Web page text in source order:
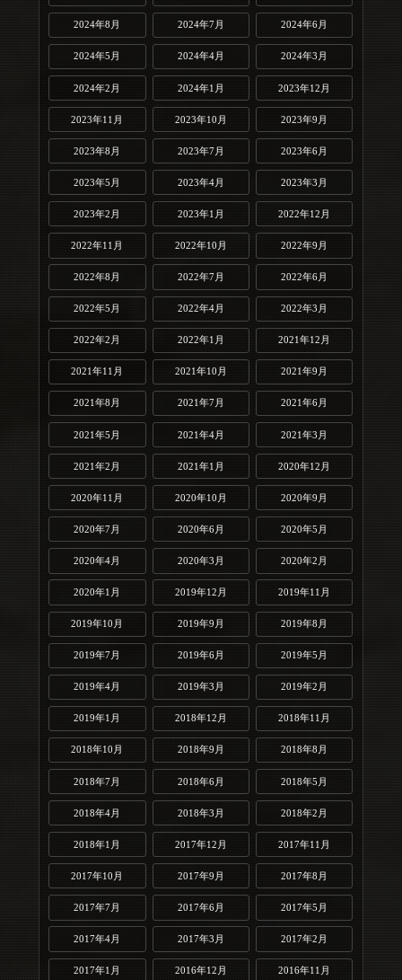
2024年8月 2024年7月 2024年6月
2024年5月 2024年4月 2024年3月
2024年2月 2024年1月 2023年12月
2023年11月 2023年10月 2023年9月
2023年8月 2023年7月 2023年6月
2023年5月 2023年4月 2023年3月
2023年2月 2023年1月 2022年12月
2022年11月 2022年10月 2022年9月
2022年8月 2022年7月 2022年6月
2022年5月 2022年4月 2022年3月
2022年2月 2022年1月 2021年12月
2021年11月 2021年10月 2021年9月
2021年8月 2021年7月 2021年6月
2021年5月 2021年4月 2021年3月
2021年2月 2021年1月 2020年12月
2020年11月 2020年10月 2020年9月
2020年7月 2020年6月 2020年5月
2020年4月 2020年3月 2020年2月
2020年1月 2019年12月 2019年11月
2019年10月 2019年9月 2019年8月
2019年7月 2019年6月 2019年5月
2019年4月 2019年3月 2019年2月
2019年1月 2018年12月 2018年11月
2018年10月 2018年9月 2018年8月
2018年7月 2018年6月 2018年5月
2018年4月 2018年3月 2018年2月
2018年1月 2017年12月 2017年11月
2017年10月 2017年9月 2017年8月
2017年7月 2017年6月 2017年5月
2017年4月 2017年3月 2017年2月
2017年1月 2016年12月 2016年11月